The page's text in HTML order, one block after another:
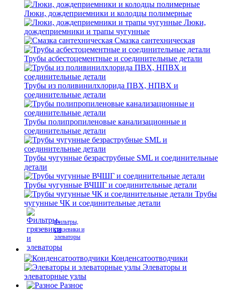
Люки, дождеприемники и колодцы полимерные
Люки,
дождеприемники и трапы чугунные
Смазка сантехническая
Трубы асбестоцементные и соединительные детали
Трубы из поливинилхлорида ПВХ, НПВХ и
соединительные детали
Трубы полипропиленовые канализационные и
соединительные детали
Трубы чугунные безраструбные SML и соединительные
детали
Трубы чугунные ВЧШГ и соединительные детали
Трубы
чугунные ЧК и соединительные детали
Фильтры,
грязевики и
элеваторы
Конденсатоотводчики
Элеваторы и
элеваторные узлы
Разное